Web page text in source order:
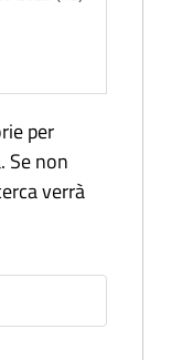
per
Se non
verrà